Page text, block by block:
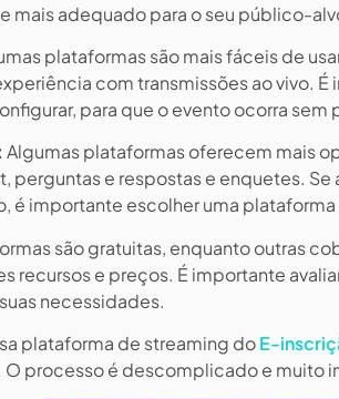
mais adequado para o seu público-
plataformas são mais fáceis de
com transmissões ao vivo.
para que o evento ocorra sem
Algumas plataformas oferecem mais
perguntas e respostas e enquetes.
é importante escolher uma
são gratuitas, enquanto outras
recursos e preços. É importante
necessidades.
plataforma de streaming doE-
O processo é descomplicado e muito